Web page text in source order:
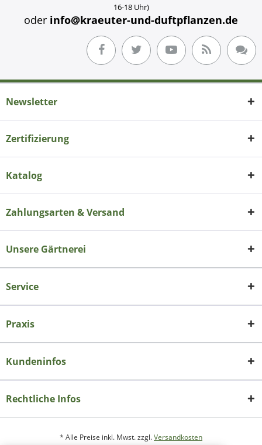
16-18 Uhr)
oder info@kraeuter-und-duftpflanzen.de
Newsletter
Zertifizierung
Katalog
Zahlungsarten & Versand
Unsere Gärtnerei
Service
Praxis
Kundeninfos
Rechtliche Infos
* Alle Preise inkl. Mwst. zzgl.Versandkosten